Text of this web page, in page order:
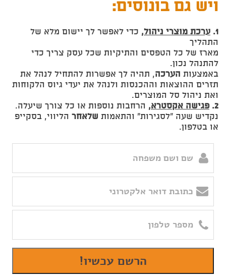
ויש גם בונוסים:
1. ערכת מוצרי ניהול, כדי לאפשר לך יישום מלא של
התהליך
מארז של כל הטפסים והתיקיות שכל עסק צריך כדי
להתנהל נכון.
באמצעות הערכה, תהיה לך אפשרות להתחיל לנהל את
תזרים ההוצאות וההכנסות ולנהל את יעדי גיוס הלקוחות
ואת ניהול סל המוצרים.
2.
פגישה אקסטרא, הרחבות נוספות או כל צורך שיעלה.
נקדיש שעה "לסגירות" והתאמות שלאחר הליווי, בסקייפ
או בטלפון.